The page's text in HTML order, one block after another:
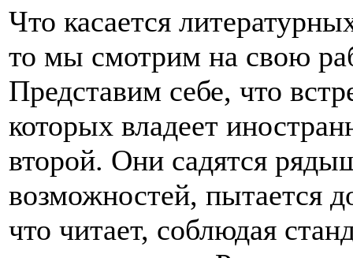
Что касается
то мы смотрим на свою
Представим себе, что
которых владеет
второй. Они садятся
возможностей, пытается
что читает, соблюдая